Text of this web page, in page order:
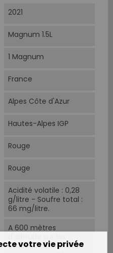
2021
Magnum 1.5L
1 Magnum
France
Alpes Côte d'Azur
Hautes-Alpes IGP
Rouge
Rouge
Acidité volatile : 0,28
g/litre - Soufre total :
66 mg/litre.
A 600 mètres
coteaux de Remollon
votre vie privée